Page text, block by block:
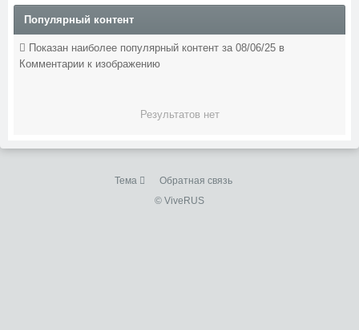
Популярный контент
Показан наиболее популярный контент за 08/06/25 в
Комментарии к изображению
Результатов нет
Тема
Обратная связь
© ViveRUS